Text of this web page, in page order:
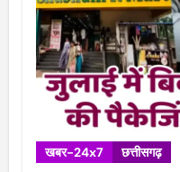
खबर-24x7 छत्तीसगढ़